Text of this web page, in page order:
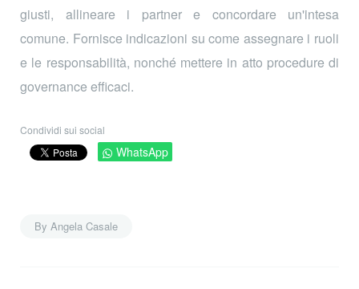
giusti, allineare i partner e concordare un'intesa
comune. Fornisce indicazioni su come assegnare i ruoli
e le responsabilità, nonché mettere in atto procedure di
governance efficaci.
Condividi sui social
WhatsApp
By Angela Casale